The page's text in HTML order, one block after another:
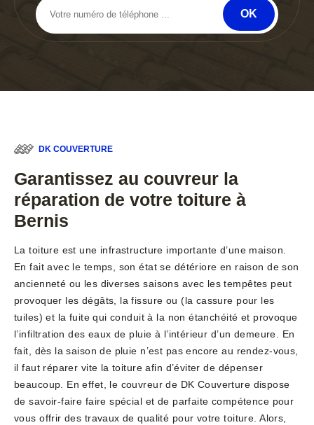
DK COUVERTURE
Garantissez au couvreur la
réparation de votre toiture à
Bernis
La toiture est une infrastructure importante d’une maison.
En fait avec le temps, son état se détériore en raison de son
ancienneté ou les diverses saisons avec les tempêtes peut
provoquer les dégâts, la fissure ou (la cassure pour les
tuiles) et la fuite qui conduit à la non étanchéité et provoque
l’infiltration des eaux de pluie à l’intérieur d’un demeure. En
fait, dès la saison de pluie n’est pas encore au rendez-vous,
il faut réparer vite la toiture afin d’éviter de dépenser
beaucoup. En effet, le couvreur de DK Couverture dispose
de savoir-faire faire spécial et de parfaite compétence pour
vous offrir des travaux de qualité pour votre toiture. Alors,